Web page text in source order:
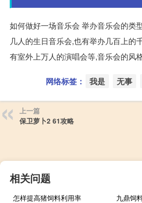
如何做好一场音乐会 举办音乐会的类
几人的生日音乐会,也有举办几百上的
有室外上万人的演唱会等,音乐会的风
网络标签： 我是 无事
上一篇
保卫萝卜2 61攻略
相关问题
怎样提高猪饲料利用率
九鼎饲